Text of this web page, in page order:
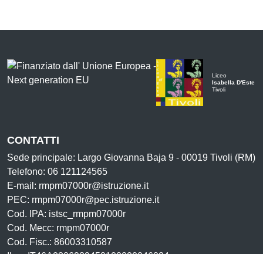
Liceo
Isabella D'Este
Tivoli
CONTATTI
Sede principale: Largo Giovanna Baja 9 - 00019 Tivoli (RM)
Telefono: 06 121124565
E-mail: rmpm07000r@istruzione.it
PEC: rmpm07000r@pec.istruzione.it
Cod. IPA: istsc_rmpm07000r
Cod. Mecc: rmpm07000r
Cod. Fisc.: 86003310587